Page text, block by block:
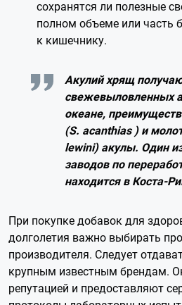
сохранятся ли полезные
полном объеме или часть
к кишечнику.
Акулий хрящ
свежевыловленных
океане,
(S. acanthias ) и
lewini) акулы. Один
заводов по
находится в Коста-
При покупке добавок для
долголетия важно выбирать
производителя. Следует
крупным известным брендам.
репутацией и предоставляют